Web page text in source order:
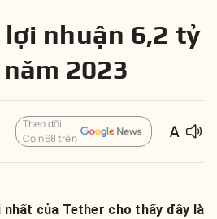
nhuận 6,2 tỷ
2023
Theo dõi
Coin68 trên
nhất của Tether cho thấy đây là